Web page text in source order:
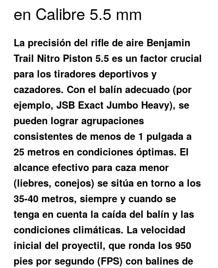
en Calibre 5.5 mm
La precisión del rifle de aire Benjamin
Trail Nitro Piston 5.5 es un factor crucial
para los tiradores deportivos y
cazadores. Con el balín adecuado (por
ejemplo, JSB Exact Jumbo Heavy), se
pueden lograr agrupaciones
consistentes de menos de 1 pulgada a
25 metros en condiciones óptimas. El
alcance efectivo para caza menor
(liebres, conejos) se sitúa en torno a los
35-40 metros, siempre y cuando se
tenga en cuenta la caída del balín y las
condiciones climáticas. La velocidad
inicial del proyectil, que ronda los 950
pies por segundo (FPS) con balines de